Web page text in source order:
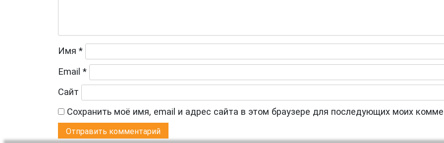
Имя *
Email *
Сайт
Сохранить моё имя, email и адрес сайта в этом браузере для последующих моих